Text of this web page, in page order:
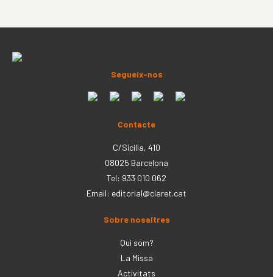
Segueix-nos
Contacte
C/Sicília, 410
08025 Barcelona
Tel: 933 010 062
Email: editorial@claret.cat
Sobre nosaltres
Qui som?
La Missa
Activitats